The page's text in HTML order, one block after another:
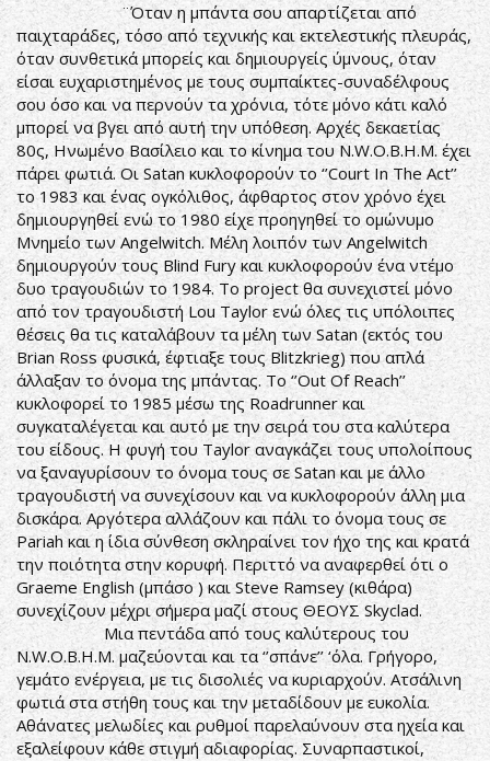
¨Όταν η μπάντα σου απαρτίζεται από
παιχταράδες, τόσο από τεχνικής και εκτελεστικής πλευράς,
όταν συνθετικά μπορείς και δημιουργείς ύμνους, όταν
είσαι ευχαριστημένος με τους συμπαίκτες-συναδέλφους
σου όσο και να περνούν τα χρόνια, τότε μόνο κάτι καλό
μπορεί να βγει από αυτή την υπόθεση. Αρχές δεκαετίας
80ς, Ηνωμένο Βασίλειο και το κίνημα του N.W.O.B.H.M. έχει
πάρει φωτιά. Οι Satan κυκλοφορούν το ‘’Court In The Act’’
το 1983 και ένας ογκόλιθος, άφθαρτος στον χρόνο έχει
δημιουργηθεί ενώ το 1980 είχε προηγηθεί το ομώνυμο
Mνημείο των Angelwitch. Μέλη λοιπόν των Angelwitch
δημιουργούν τους Blind Fury και κυκλοφορούν ένα ντέμο
δυο τραγουδιών το 1984. Το project θα συνεχιστεί μόνο
από τον τραγουδιστή Lou Taylor ενώ όλες τις υπόλοιπες
θέσεις θα τις καταλάβουν τα μέλη των Satan (εκτός του
Brian Ross φυσικά, έφτιαξε τους Blitzkrieg) που απλά
άλλαξαν το όνομα της μπάντας. Το ‘’Out Of Reach’’
κυκλοφορεί το 1985 μέσω της Roadrunner και
συγκαταλέγεται και αυτό με την σειρά του στα καλύτερα
του είδους. Η φυγή του Taylor αναγκάζει τους υπολοίπους
να ξαναγυρίσουν το όνομα τους σε Satan και με άλλο
τραγουδιστή να συνεχίσουν και να κυκλοφορούν άλλη μια
δισκάρα. Αργότερα αλλάζουν και πάλι το όνομα τους σε
Pariah και η ίδια σύνθεση σκληραίνει τον ήχο της και κρατά
την ποιότητα στην κορυφή. Περιττό να αναφερθεί ότι ο
Graeme English (μπάσο ) και Steve Ramsey (κιθάρα)
συνεχίζουν μέχρι σήμερα μαζί στους ΘΕΟΥΣ Skyclad.
Μια πεντάδα από τους καλύτερους του
N.W.O.B.H.M. μαζεύονται και τα ‘’σπάνε’’ ‘όλα. Γρήγορο,
γεμάτο ενέργεια, με τις δισολιές να κυριαρχούν. Ατσάλινη
φωτιά στα στήθη τους και την μεταδίδουν με ευκολία.
Αθάνατες μελωδίες και ρυθμοί παρελαύνουν στα ηχεία και
εξαλείφουν κάθε στιγμή αδιαφορίας. Συναρπαστικοί,